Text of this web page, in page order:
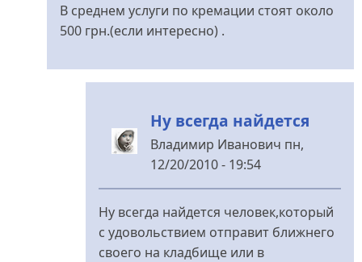
Bitch
Girl
В среднем услуги по кремации стоят около
500 грн.(если интересно) .
Ну всегда найдется
Владимир Иванович пн,
12/20/2010 - 19:54
У
відповідь
до
Ближайший
Ну всегда найдется человек,который
с удовольствием отправит ближнего
своего на кладбище или в